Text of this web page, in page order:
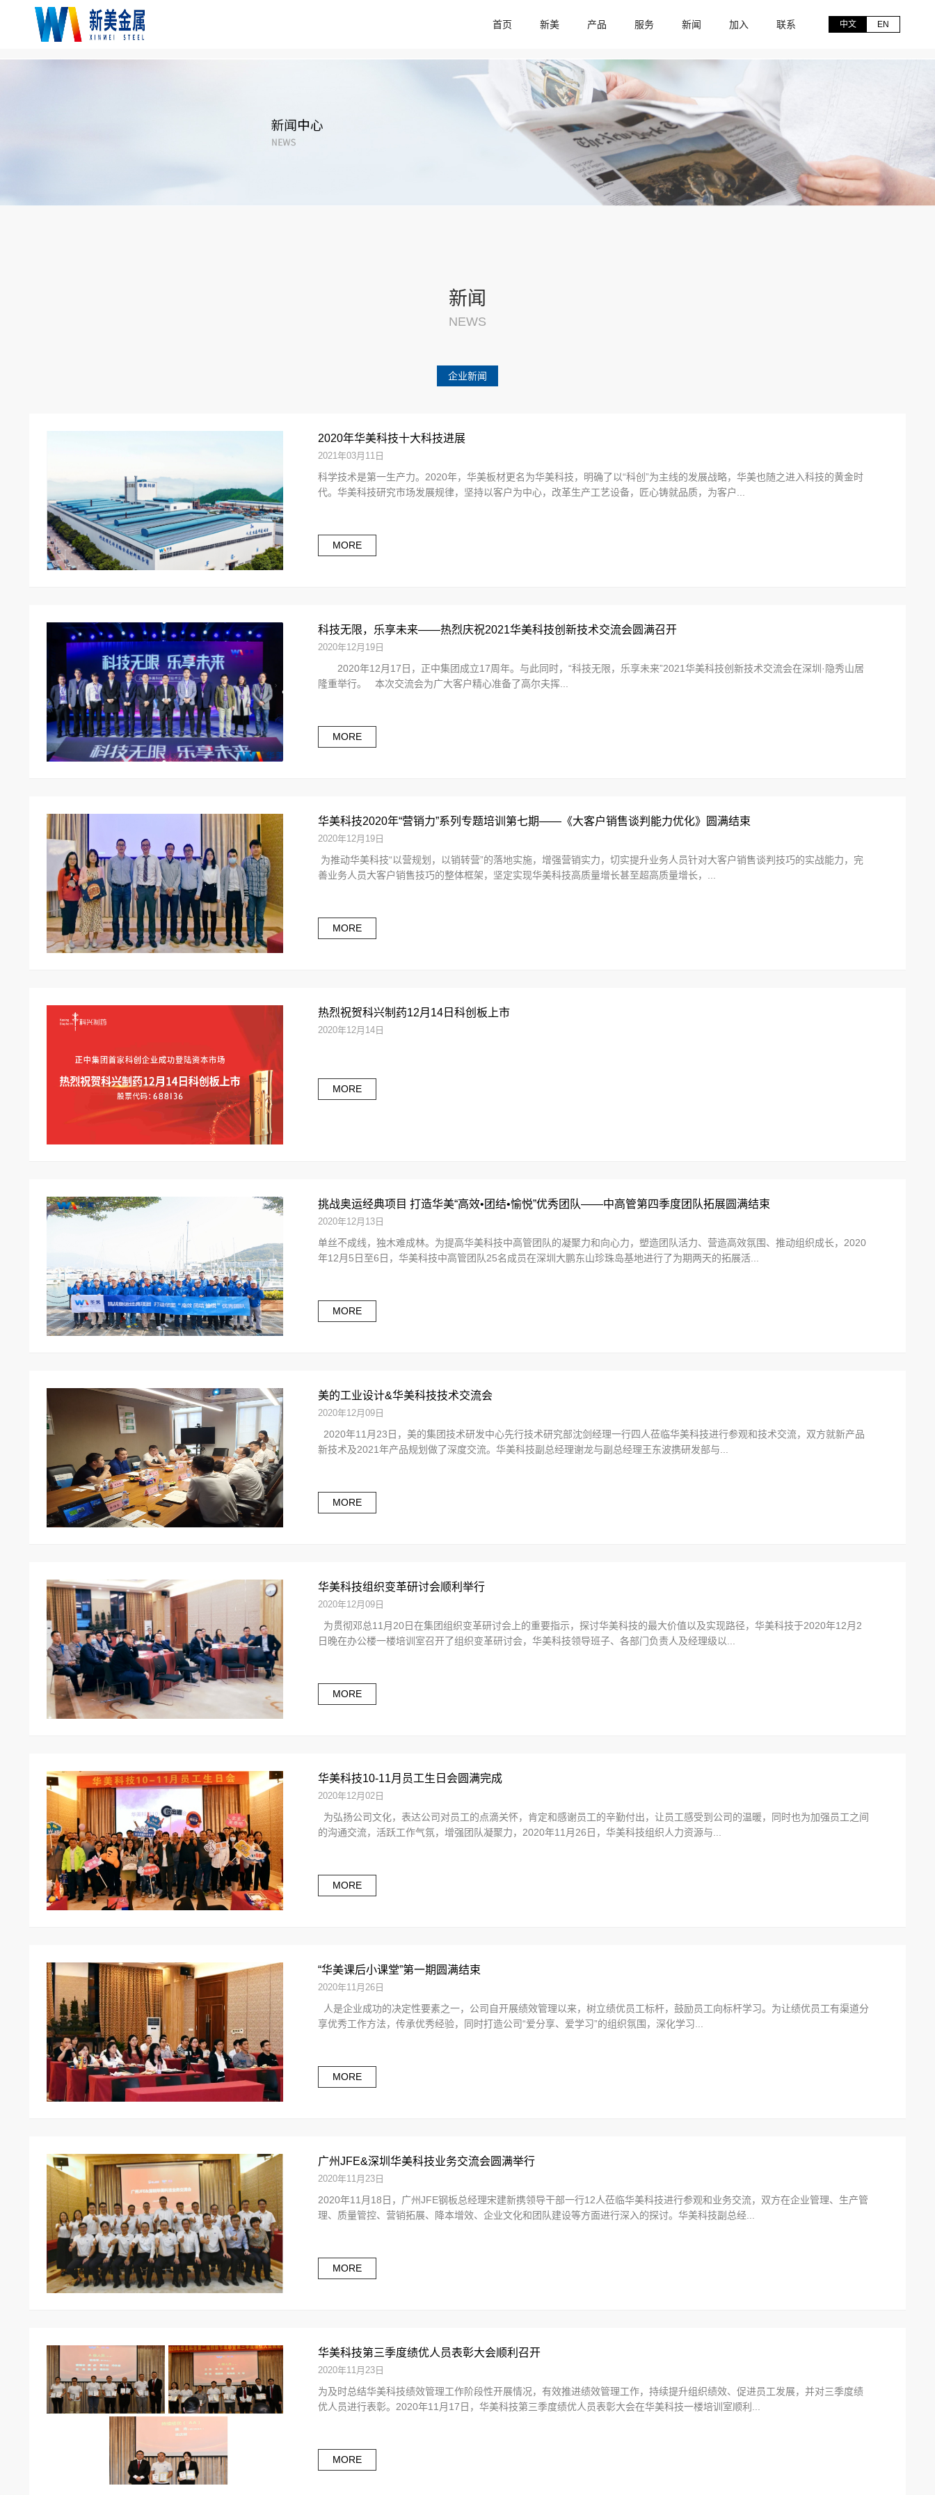
首页 新美 产品 服务 新闻 加入 联系 中文 EN
新闻
NEWS
企业新闻
2020年华美科技十大科技进展
2021年03月11日
科学技术是第一生产力。2020年，华美板材更名为华美科技，明确了以“科创”为主线的发展战略，华美也随之进入科技的黄金时
代。华美科技研究市场发展规律，坚持以客户为中心，改革生产工艺设备，匠心铸就品质，为客户...
MORE
科技无限，乐享未来——热烈庆祝2021华美科技创新技术交流会圆满召开
2020年12月19日
2020年12月17日，正中集团成立17周年。与此同时，“科技无限，乐享未来”2021华美科技创新技术交流会在深圳·隐秀山居
隆重举行。 本次交流会为广大客户精心准备了高尔夫挥...
MORE
华美科技2020年“营销力”系列专题培训第七期——《大客户销售谈判能力优化》圆满结束
2020年12月19日
为推动华美科技“以营规划，以销转营”的落地实施，增强营销实力，切实提升业务人员针对大客户销售谈判技巧的实战能力，完
善业务人员大客户销售技巧的整体框架，坚定实现华美科技高质量增长甚至超高质量增长，...
MORE
热烈祝贺科兴制药12月14日科创板上市
2020年12月14日
MORE
挑战奥运经典项目 打造华美“高效•团结•愉悦”优秀团队——中高管第四季度团队拓展圆满结束
2020年12月13日
单丝不成线，独木难成林。为提高华美科技中高管团队的凝聚力和向心力，塑造团队活力、营造高效氛围、推动组织成长，2020
年12月5日至6日，华美科技中高管团队25名成员在深圳大鹏东山珍珠岛基地进行了为期两天的拓展活...
MORE
美的工业设计&华美科技技术交流会
2020年12月09日
2020年11月23日，美的集团技术研发中心先行技术研究部沈剑经理一行四人莅临华美科技进行参观和技术交流，双方就新产品
新技术及2021年产品规划做了深度交流。华美科技副总经理谢龙与副总经理王东波携研发部与...
MORE
华美科技组织变革研讨会顺利举行
2020年12月09日
为贯彻邓总11月20日在集团组织变革研讨会上的重要指示，探讨华美科技的最大价值以及实现路径，华美科技于2020年12月2
日晚在办公楼一楼培训室召开了组织变革研讨会，华美科技领导班子、各部门负责人及经理级以...
MORE
华美科技10-11月员工生日会圆满完成
2020年12月02日
为弘扬公司文化，表达公司对员工的点滴关怀，肯定和感谢员工的辛勤付出，让员工感受到公司的温暖，同时也为加强员工之间
的沟通交流，活跃工作气氛，增强团队凝聚力，2020年11月26日，华美科技组织人力资源与...
MORE
“华美课后小课堂”第一期圆满结束
2020年11月26日
人是企业成功的决定性要素之一，公司自开展绩效管理以来，树立绩优员工标杆，鼓励员工向标杆学习。为让绩优员工有渠道分
享优秀工作方法，传承优秀经验，同时打造公司“爱分享、爱学习”的组织氛围，深化学习...
MORE
广州JFE&深圳华美科技业务交流会圆满举行
2020年11月23日
2020年11月18日，广州JFE钢板总经理宋建新携领导干部一行12人莅临华美科技进行参观和业务交流，双方在企业管理、生产管
理、质量管控、营销拓展、降本增效、企业文化和团队建设等方面进行深入的探讨。华美科技副总经...
MORE
华美科技第三季度绩优人员表彰大会顺利召开
2020年11月23日
为及时总结华美科技绩效管理工作阶段性开展情况，有效推进绩效管理工作，持续提升组织绩效、促进员工发展，并对三季度绩
优人员进行表彰。2020年11月17日，华美科技第三季度绩优人员表彰大会在华美科技一楼培训室顺利...
MORE